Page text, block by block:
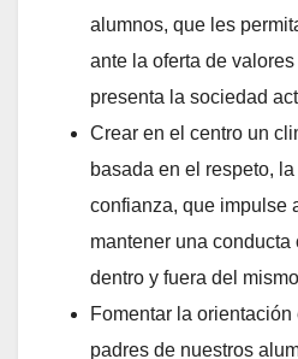
alumnos, que les
ante la oferta de
presenta la sociedad
Crear en el centro un
basada en el respeto,
confianza, que impulse
mantener una conducta
dentro y fuera del
Fomentar la
padres de nuestros